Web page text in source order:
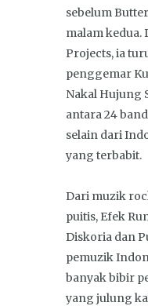
sebelum
malam kedua.
Projects, ia
penggemar
Nakal Hujung
antara 24
selain dari
yang terbabit.
Dari muzik
puitis, Efek
Diskoria dan
pemuzik
banyak bibir
yang julung